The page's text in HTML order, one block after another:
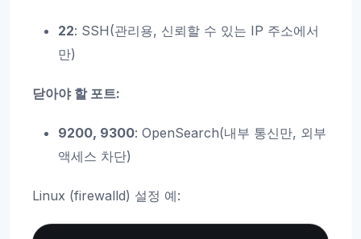
22: SSH(관리용, 신뢰할 수 있는 IP 주소에서
만)
닫아야 할 포트:
9200, 9300: OpenSearch(내부 통신만, 외부
액세스 차단)
Linux (firewalld) 설정 예: